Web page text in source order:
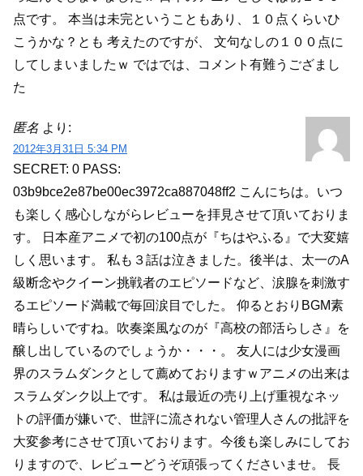
点です。
本当は未完ということもあり、１０点くらいひ
こうかな？とも 考えたのですが、
文句なしの１００点に
してしまいましたｗ ではでは、コメント有難うござまし
た
匿名 より:
2012年3月31日 5:34 PM
SECRET: 0 PASS:
03b9bce2e87be00ec3972ca887048ff2 こんにちは。いつ
も楽しく感心しながらレビューを拝見させて頂いておりま
す。
日本産アニメで初の100点が『ちはやふる』で大変嬉
しく思います。
私も３話は泣きました。後半は、太一のA
級断念やクイーン挑戦者のエピソードなど、涙腺を刺激す
るエピソード満載で毎回涙目でした。
仰るとおりBGM素
晴らしいですね。吹奏楽風なのが『高校の部活らしさ』を
醸し出しているのでしょうか・・・。
友人には少女漫画
界のスラムダンクとして薦めておりますｗアニメの出来は
スラムダンク以上です。
私は最近の売り上げ重視なネッ
トの評価が嫌いで、世評に流されない管理人さんの批評を
大変参考にさせて頂いております。今後も楽しみにしてお
りますので、レビューどうぞ頑張ってくださいませ。
長